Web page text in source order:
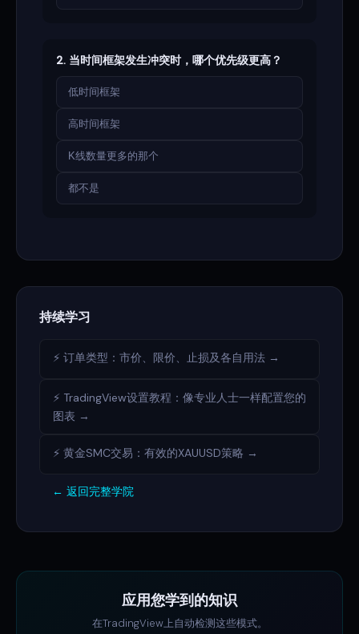
2. 当时间框架发生冲突时，哪个优先级更高？
低时间框架
高时间框架
K线数量更多的那个
都不是
持续学习
⚡ 订单类型：市价、限价、止损及各自用法 →
⚡ TradingView设置教程：像专业人士一样配置您的
图表 →
⚡ 黄金SMC交易：有效的XAUUSD策略 →
← 返回完整学院
应用您学到的知识
在TradingView上自动检测这些模式。